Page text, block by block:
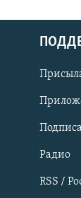
Українською
Qırımtatar
Радио
RSS /